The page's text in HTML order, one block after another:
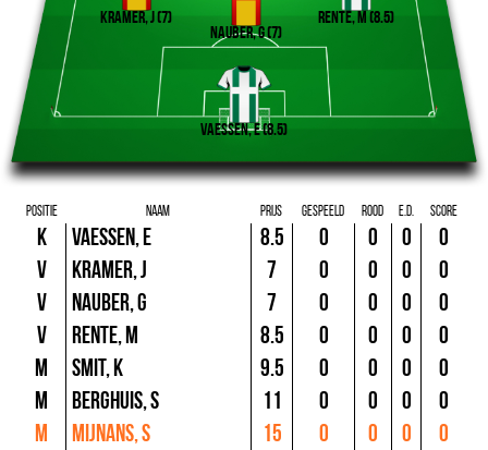
Vaessen, E (8.5)
Kramer, J (7)
Nauber, G (7)
Rente, M (8.5)
Positie Naam Prijs Gespeeld Rood E.D. Score
K Vaessen, E 8.5 0 0 0
0
V
Kramer, J 7 0 0 0
0
V
Nauber, G 7 0 0 0
0
V
Rente, M 8.5 0 0 0
0
M
Smit, K 9.5 0 0 0
0
M
Berghuis, S 11 0 0 0
0
M
Mijnans, S 15 0 0 0
0